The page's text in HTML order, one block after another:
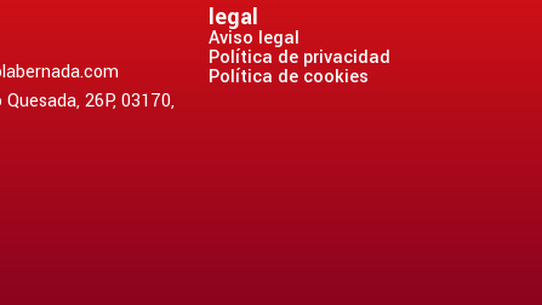
26P, 03170,
legal
Aviso legal
Política de privacidad
Política de cookies